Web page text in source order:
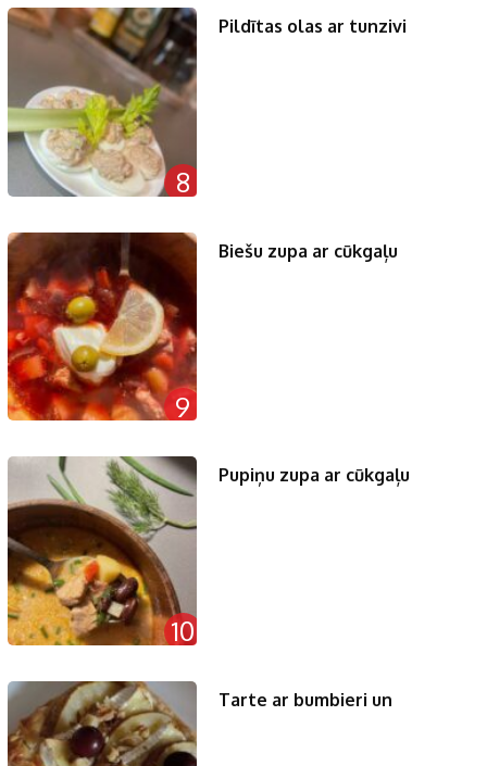
8
Pildītas olas ar tunzivi
9
Biešu zupa ar cūkgaļu
10
Pupiņu zupa ar cūkgaļu
Tarte ar bumbieri un